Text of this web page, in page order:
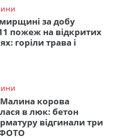
за добу
пожеж на відкритих
горіли трава і
Малина корова
в люк: бетон
відгинали три